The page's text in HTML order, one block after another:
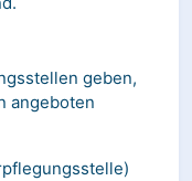
geben,
angeboten